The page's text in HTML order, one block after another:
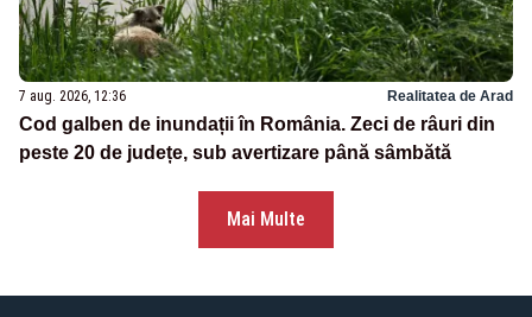
7 aug. 2026, 12:36 Realitatea de Arad
Cod galben de inundații în România. Zeci de râuri din
peste 20 de județe, sub avertizare până sâmbătă
Mai Multe